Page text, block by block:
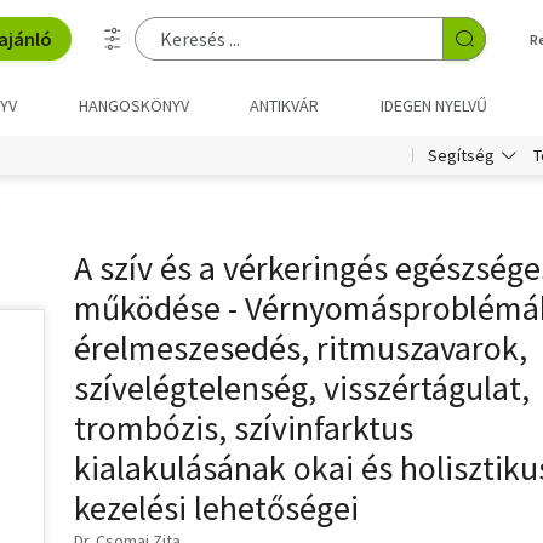
HANGOSKÖNYV ANTIKVÁR IDEGEN NYELVŰ
Segítség
A szív és a vérkeringés
működése -
érelmeszesedés, ritmuszavarok,
szívelégtelenség, visszértágulat,
trombózis, szívinfarktus
kialakulásának okai és
kezelési lehetőségei